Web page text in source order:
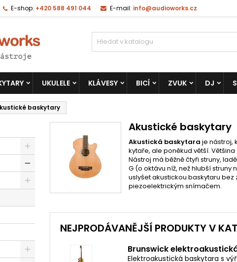
E-shop: +420 588 491 044 E-mail: info@audioworks.cz
UKULELE KLÁVESY BICÍ ZVUK DJ
baskytary
Akustické baskytary
Akustická baskytara je nástroj,
kytaře, ale poněkud větší.
Nástroj má běžně čtyři struny,
G (o oktávu níž, než hlubší
uslyšet akustickou baskytaru
piezoelektrickým snímačem.
NEJPRODÁVANĚJŠÍ PRODUKTY V
Brunswick
Elektroakustická baskytara s